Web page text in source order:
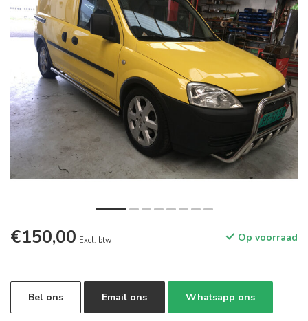
€150,00 Excl. btw Op voorraad
Bel ons Email ons Whatsapp ons